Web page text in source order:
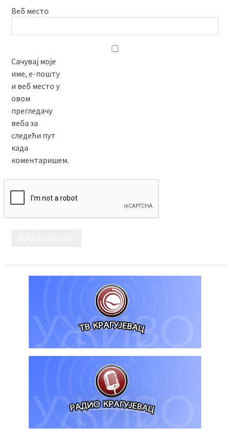
Веб место
Сачувај моје
име, е-пошту
и веб место у
овом
прегледачу
веба за
следећи пут
када
коментаришем.